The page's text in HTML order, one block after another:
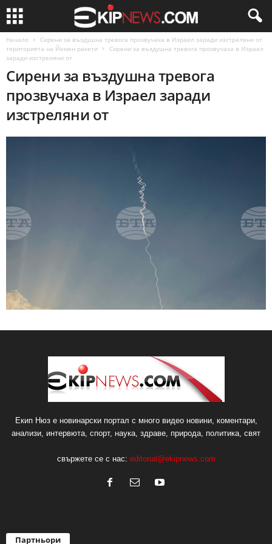
Начало
Сирени за въздушна тревога прозвучаха в Израел заради изстреляни от
територията на Йемен ракети
Сирени за въздушна тревога прозвучаха в Израел
заради изстреляни от
Сирени за въздушна тревога
прозвучаха в Израел заради
изстреляни от
Екип Нюз е новинарски портал с много видео новини, коментари,
анализи, интервюта, спорт, наука, здраве, природа, политика, свят
свържете се с нас: editorial@ekipnews.com
Партньори